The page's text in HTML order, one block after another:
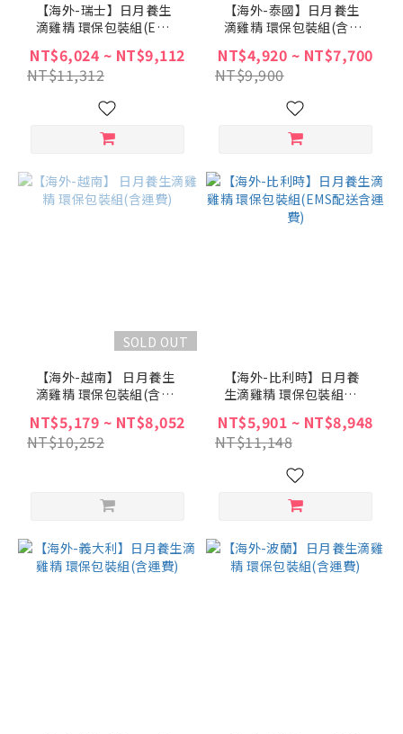
【海外-瑞士】日月養生
滴雞精 環保包裝組(EMS
配送含運費)
NT$6,024 ~ NT$9,112
NT$11,312
【海外-泰國】日月養生
滴雞精 環保包裝組(含運
費)
NT$4,920 ~ NT$7,700
NT$9,900
SOLD OUT
【海外-越南】 日月養生
滴雞精 環保包裝組(含運
費)
NT$5,179 ~ NT$8,052
NT$10,252
【海外-比利時】日月養
生滴雞精 環保包裝組
(EMS配送含運費)
NT$5,901 ~ NT$8,948
NT$11,148